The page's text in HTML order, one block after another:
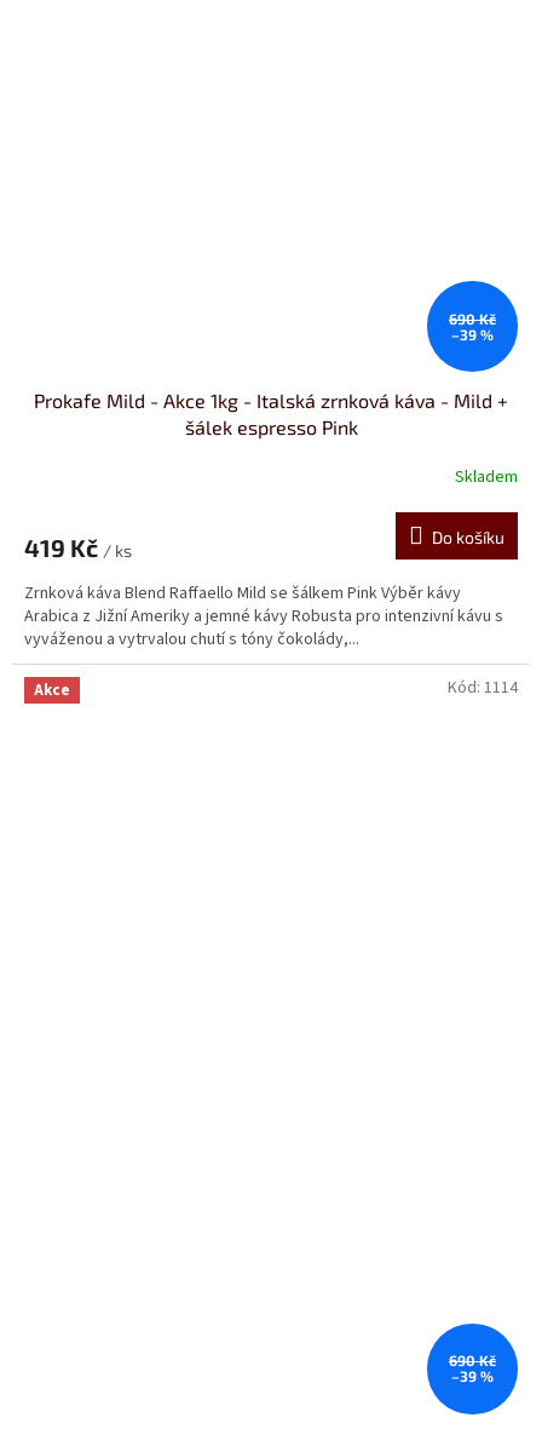
690 Kč
–39 %
Prokafe Mild - Akce 1kg - Italská zrnková káva - Mild +
šálek espresso Pink
Skladem
419 Kč / ks
Do košíku
Zrnková káva Blend Raffaello Mild se šálkem Pink Výběr kávy
Arabica z Jižní Ameriky a jemné kávy Robusta pro intenzivní kávu s
vyváženou a vytrvalou chutí s tóny čokolády,...
Akce
690 Kč
–39 %
Kód: 1114